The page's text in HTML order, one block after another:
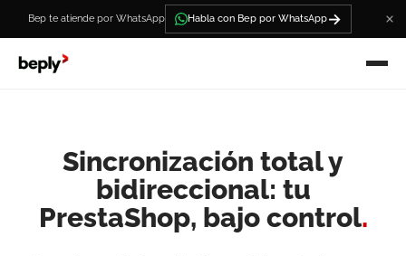
Bep te atiende por WhatsApp Habla con Bep por WhatsApp→
Sincronización total y
bidireccional: tu
PrestaShop, bajo control.